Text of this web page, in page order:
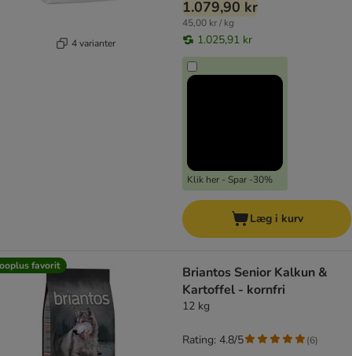
4 varianter
1.079,90 kr
45,00 kr / kg
1.025,91 kr
Klik her - Spar -30%
Læg i kurv
favorit
Briantos Senior Kalkun &
Kartoffel - kornfri
12 kg
Rating: 4.8/5 (6)